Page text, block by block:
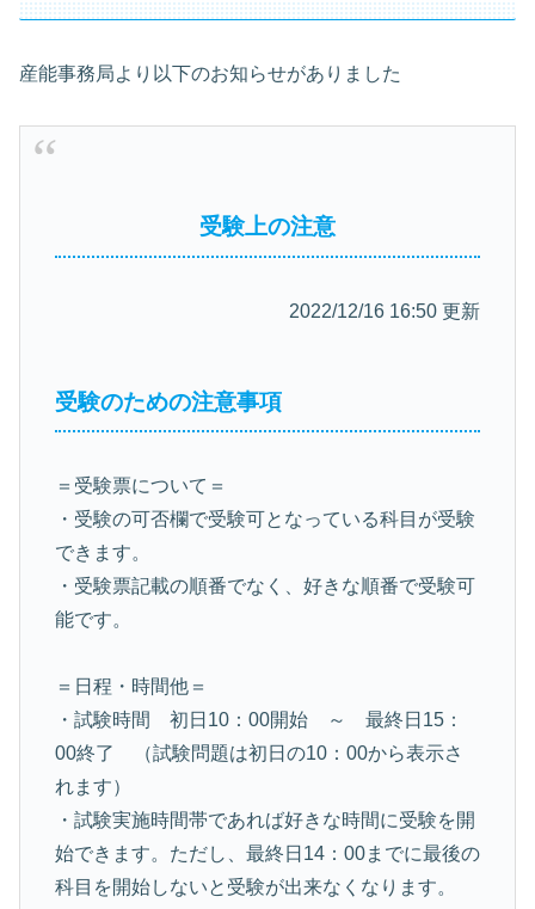
産能事務局より以下のお知らせがありました
受験上の注意
2022/12/16 16:50 更新
受験のための注意事項
＝受験票について＝
・受験の可否欄で受験可となっている科目が受験
できます。
・受験票記載の順番でなく、好きな順番で受験可
能です。
＝日程・時間他＝
・試験時間 初日10：00開始 ～ 最終日15：
00終了 （試験問題は初日の10：00から表示さ
れます）
・試験実施時間帯であれば好きな時間に受験を開
始できます。ただし、最終日14：00までに最後の
科目を開始しないと受験が出来なくなります。